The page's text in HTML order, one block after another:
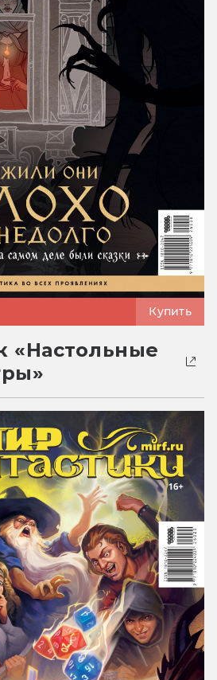
Купить
«Настольные